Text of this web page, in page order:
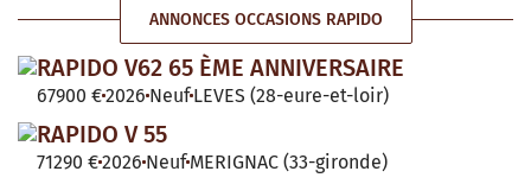
ANNONCES OCCASIONS RAPIDO
RAPIDO V62 65 ÈME ANNIVERSAIRE
67900 €2026 Neuf LEVES (28-eure-et-loir)
RAPIDO V 55
71290 €2026 Neuf MERIGNAC (33-gironde)